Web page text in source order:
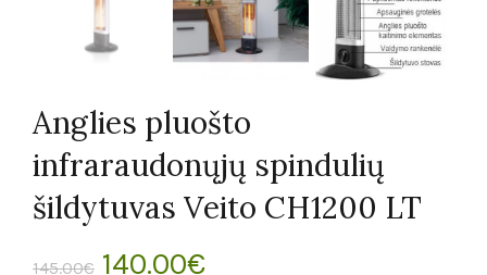
Anglies pluošto
infraraudonųjų spindulių
šildytuvas Veito CH1200 LT
145.00€ Original
140.00€Current